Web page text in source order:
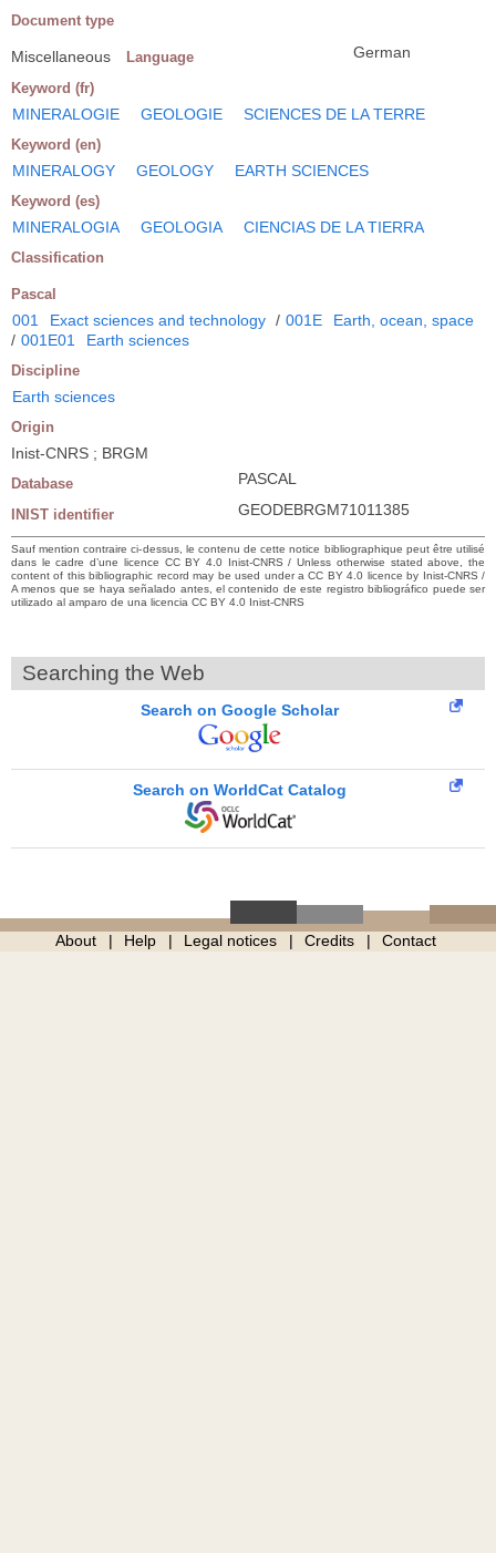
Document type
Miscellaneous Language German
Keyword (fr)
MINERALOGIE GEOLOGIE SCIENCES DE LA TERRE
Keyword (en)
MINERALOGY GEOLOGY EARTH SCIENCES
Keyword (es)
MINERALOGIA GEOLOGIA CIENCIAS DE LA TIERRA
Classification
Pascal
001 Exact sciences and technology / 001E
Earth, ocean, space
/ 001E01 Earth sciences
Discipline
Earth sciences
Origin
Inist-CNRS ; BRGM
Database PASCAL
INIST identifier GEODEBRGM71011385
Sauf mention contraire ci-dessus, le contenu de cette notice bibliographique peut être utilisé
dans le cadre d’une licence CC BY 4.0 Inist-CNRS / Unless otherwise stated above, the
content of this bibliographic record may be used under a CC BY 4.0 licence by Inist-CNRS /
A menos que se haya señalado antes, el contenido de este registro bibliográfico puede ser
utilizado al amparo de una licencia CC BY 4.0 Inist-CNRS
Searching the Web
Search on Google Scholar
Search on WorldCat Catalog
About Help Legal notices Credits Contact